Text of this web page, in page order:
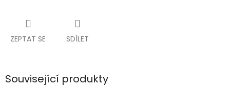
ZEPTAT SE SDÍLET
Související produkty